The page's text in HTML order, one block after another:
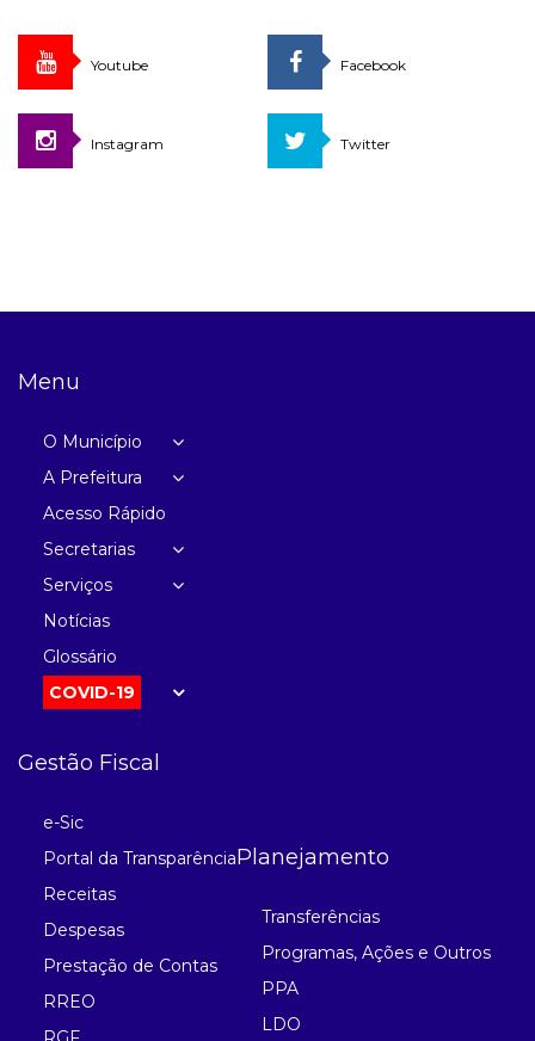
Youtube Facebook
Instagram Twitter
Menu
O Município
A Prefeitura
Acesso Rápido
Secretarias
Serviços
Notícias
Glossário
COVID-19
Gestão Fiscal
e-Sic
Portal da Transparência
Receitas
Despesas
Prestação de Contas
RREO
Planejamento
Transferências
Programas, Ações e Outros
PPA
LDO